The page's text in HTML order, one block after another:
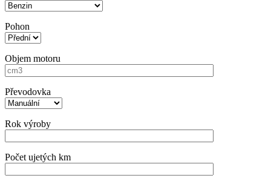
Pohon
Objem motoru
Převodovka
Rok výroby
Počet ujetých km